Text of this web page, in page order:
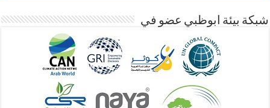
شبكة بيئة ابوظبي عضو في